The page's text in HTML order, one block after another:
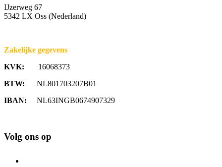
IJzerweg 67
5342 LX Oss (Nederland)
Zakelijke gegevens
KVK: 16068373
BTW: NL801703207B01
IBAN: NL63INGB0674907329
Volg ons op